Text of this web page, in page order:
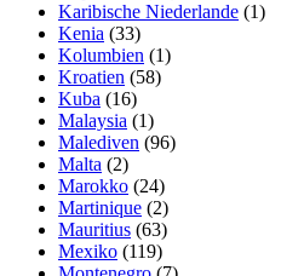
Karibische Niederlande (1)
Kenia (33)
Kolumbien (1)
Kroatien (58)
Kuba (16)
Malaysia (1)
Malediven (96)
Malta (2)
Marokko (24)
Martinique (2)
Mauritius (63)
Mexiko (119)